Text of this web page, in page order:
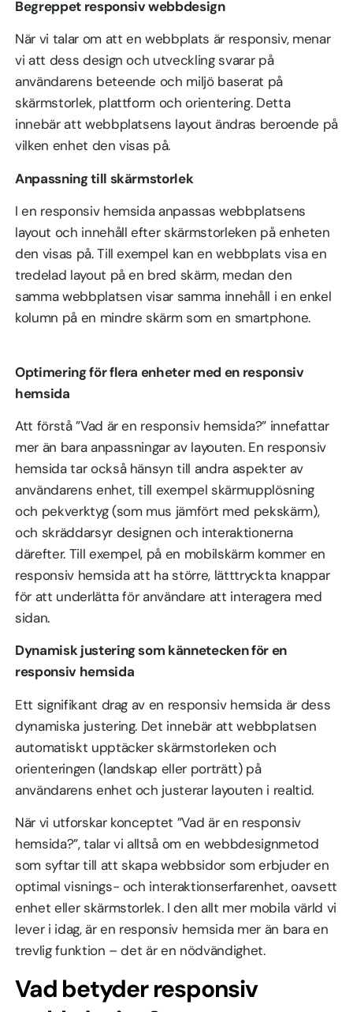
Begreppet responsiv webbdesign
När vi talar om att en webbplats är responsiv, menar
vi att dess design och utveckling svarar på
användarens beteende och miljö baserat på
skärmstorlek, plattform och orientering. Detta
innebär att webbplatsens layout ändras beroende på
vilken enhet den visas på.
Anpassning till skärmstorlek
I en responsiv hemsida anpassas webbplatsens
layout och innehåll efter skärmstorleken på enheten
den visas på. Till exempel kan en webbplats visa en
tredelad layout på en bred skärm, medan den
samma webbplatsen visar samma innehåll i en enkel
kolumn på en mindre skärm som en smartphone.
Optimering för flera enheter med en responsiv
hemsida
Att förstå ”Vad är en responsiv hemsida?” innefattar
mer än bara anpassningar av layouten. En responsiv
hemsida tar också hänsyn till andra aspekter av
användarens enhet, till exempel skärmupplösning
och pekverktyg (som mus jämfört med pekskärm),
och skräddarsyr designen och interaktionerna
därefter. Till exempel, på en mobilskärm kommer en
responsiv hemsida att ha större, lätttryckta knappar
för att underlätta för användare att interagera med
sidan.
Dynamisk justering som kännetecken för en
responsiv hemsida
Ett signifikant drag av en responsiv hemsida är dess
dynamiska justering. Det innebär att webbplatsen
automatiskt upptäcker skärmstorleken och
orienteringen (landskap eller porträtt) på
användarens enhet och justerar layouten i realtid.
När vi utforskar konceptet ”Vad är en responsiv
hemsida?”, talar vi alltså om en webbdesignmetod
som syftar till att skapa webbsidor som erbjuder en
optimal visnings- och interaktionserfarenhet, oavsett
enhet eller skärmstorlek. I den allt mer mobila värld vi
lever i idag, är en responsiv hemsida mer än bara en
trevlig funktion – det är en nödvändighet.
Vad betyder responsiv